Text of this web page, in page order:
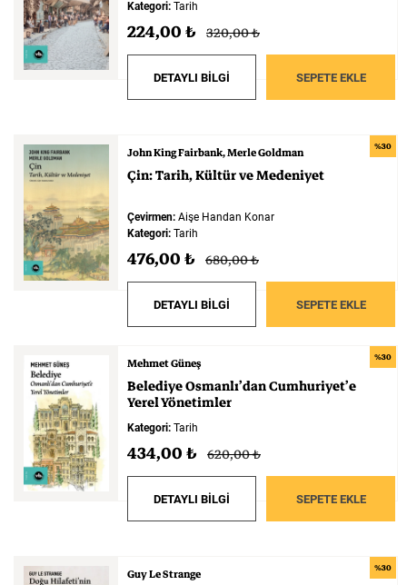
Felsefe
Klasik
Kategori: Tarih
224,00 ₺ 320,00 ₺
DETAYLI BİLGİ SEPETE EKLE
%30
John King Fairbank Merle Goldman
Çin:Tarih,KültürveMedeniyet
Çevirmen: Aişe Handan Konar
Kategori: Tarih
476,00 ₺ 680,00 ₺
DETAYLI BİLGİ SEPETE EKLE
%30
Mehmet Güneş
BelediyeOsmanlı’danCumhuriyet’e
YerelYönetimler
Kategori: Tarih
434,00 ₺ 620,00 ₺
DETAYLI BİLGİ SEPETE EKLE
%30
Guy Le Strange